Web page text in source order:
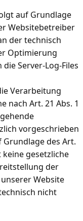
auf Grundlage
Websitebetreiber
der technisch
Optimierung
Server-Log-Files
Verarbeitung
nach Art. 21 Abs. 1
vorgeschrieben
des Art.
keine gesetzliche
der
Website
nicht